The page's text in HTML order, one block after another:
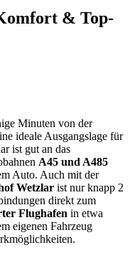
& Top-
Minuten von der
ideale Ausgangslage für
ist gut an das
A45 und A485
Auto. Auch mit der
Wetzlar ist nur knapp 2
direkt zum
Flughafen in etwa
eigenen Fahrzeug